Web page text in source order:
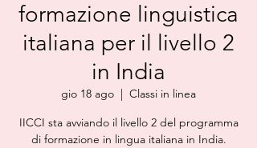
formazione linguistica
italiana per il livello 2
in India
gio 18 ago
  |
Classi in linea
IICCI sta avviando il livello 2 del programma
di formazione in lingua italiana in India.